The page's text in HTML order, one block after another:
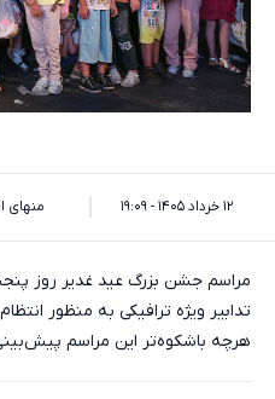
۱۲ خرداد ۱۴۰۵ - ۱۹:۰۹ منهای
تدابیر ویژه ترافیکی به منظور
هرچه باشکوه‌تر این مراسم